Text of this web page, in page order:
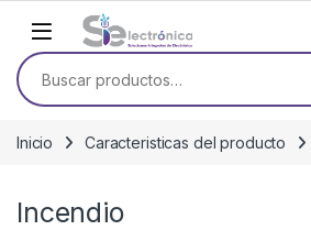
Skip to navigation
Skip to content
Buscar por:
Inicio Caracteristicas del producto
Incendio